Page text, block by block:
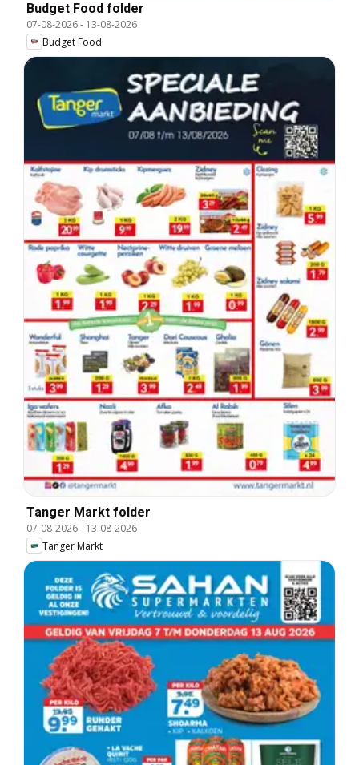
Budget Food folder
07-08-2026- 13-08-2026
Budget Food
Tanger Markt folder
07-08-2026- 13-08-2026
Tanger Markt